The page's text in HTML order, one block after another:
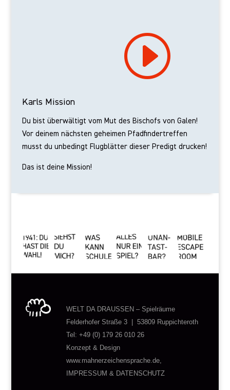
I
Karls Mission
Du bist überwältigt vom Mut des Bischofs von Galen!
Vor deinem nächsten geheimen Pfadfindertreffen
musst du unbedingt Flugblätter dieser Predigt drucken!
Das ist deine Mission!
WELT DA DRAUSSEN – Spielräume
Felderhofer Straße 3 | 53809 Ruppichteroth
Tel: +49 (0) 179 26 010 26
Konzept & Design
www.mahnerzeichensprache.de,
IMPRESSUM & DATENSCHUTZ